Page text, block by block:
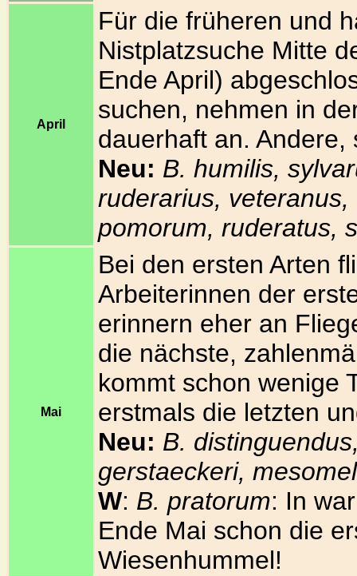
April
Für die früheren und
Nistplatzsuche Mitte
Ende April)
suchen, nehmen in
dauerhaft an.
Neu: B. humilis,
ruderarius, veteranus,
pomorum, ruderatus,
Mai
Bei den ersten Arten
Arbeiterinnen der
erinnern eher an
die nächste,
kommt schon wenige
erstmals die letzten
Neu: B.
gerstaeckeri,
W: B. pratorum: In
Ende Mai schon die
Wiesenhummel!